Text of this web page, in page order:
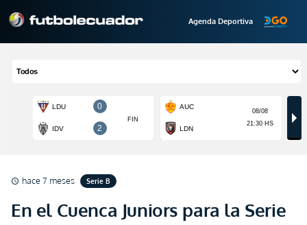
Agenda Deportiva
schedule hace 7 meses Serie B
En el Cuenca Juniors para la Serie